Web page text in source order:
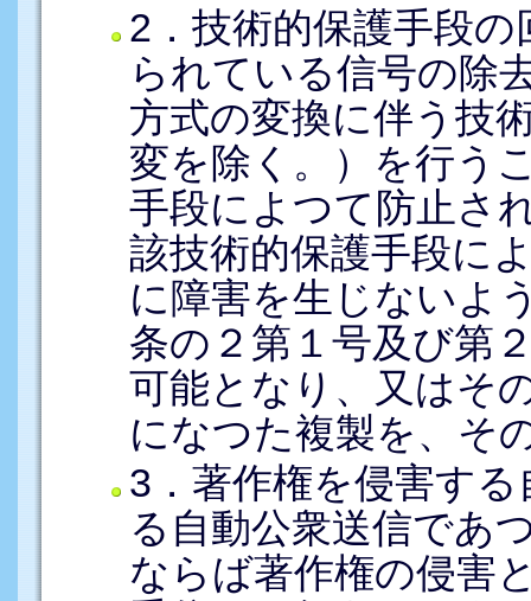
2．技術的保護手段
られている信号の除
方式の変換に伴う技
変を除く。）を行う
手段によつて防止さ
該技術的保護手段に
に障害を生じないよ
条の２第１号及び第
可能となり、又はそ
になつた複製を、そ
3．著作権を侵害す
る自動公衆送信であ
ならば著作権の侵害